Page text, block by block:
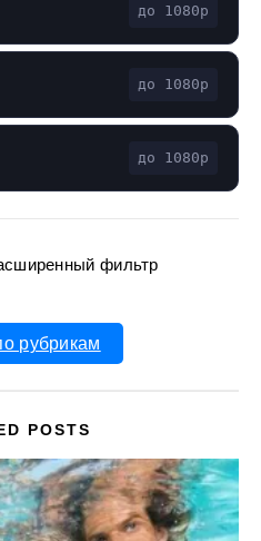
до 1080p
до 1080p
до 1080p
фильтр
рубрикам
POSTS